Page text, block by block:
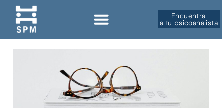
Encuentra
a tu psicoanalista